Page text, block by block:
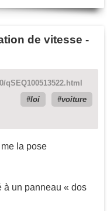
de vitesse -
loi
voiture
la pose
à un panneau « dos